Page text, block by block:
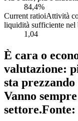
84,4%
Current ratioiAttività
liquidità sufficiente nel
1,04
È cara o
valutazione:
sta
Vanno
settore.